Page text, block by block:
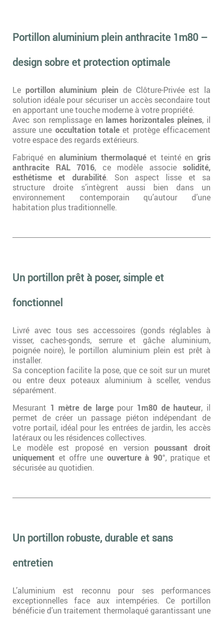
Portillon aluminium plein anthracite 1m80 –
design sobre et protection optimale
Le portillon aluminium plein de Clôture-Privée est la
solution idéale pour sécuriser un accès secondaire tout
en apportant une touche moderne à votre propriété.
Avec son remplissage en lames horizontales pleines, il
assure une occultation totale et protège efficacement
votre espace des regards extérieurs.
Fabriqué enaluminium thermolaquéet teinté engris
anthracite RAL 7016, ce modèle associe solidité,
esthétisme et durabilité. Son aspect lisse et sa
structure droite s’intègrent aussi bien dans un
environnement contemporain qu’autour d’une
habitation plus traditionnelle.
Un portillon prêt à poser, simple et
fonctionnel
Livré avec tous ses accessoires (gonds réglables à
visser, caches-gonds, serrure et gâche aluminium,
poignée noire), le portillon aluminium plein est prêt à
installer.
Sa conception facilite la pose, que ce soit sur un muret
ou entre deux poteaux aluminium à sceller, vendus
séparément.
Mesurant 1 mètre de largepour 1m80 de hauteur, il
permet de créer un passage piéton indépendant de
votre portail, idéal pour les entrées de jardin, les accès
latéraux ou les résidences collectives.
Le modèle est proposé en version poussant droit
uniquement et offre une ouverture à 90°, pratique et
sécurisée au quotidien.
Un portillon robuste, durable et sans
entretien
L’aluminium est reconnu pour ses performances
exceptionnelles face aux intempéries. Ce portillon
bénéficie d’un traitement thermolaqué garantissant une